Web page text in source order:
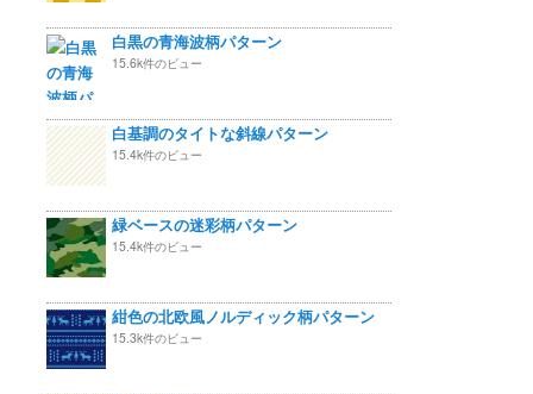
白黒の青海波柄パターン
15.6k件のビュー
白基調のタイトな斜線パターン
15.4k件のビュー
緑ベースの迷彩柄パターン
15.4k件のビュー
紺色の北欧風ノルディック柄パターン
15.3k件のビュー